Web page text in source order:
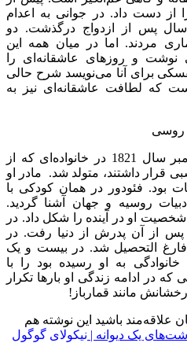
دست داد. در جوانی به اعدام
محکوم شد! همسر اولش 5 سال پس از ازدواج درگذشت. دو
مردند. اما در میان همه این
نوشت و روزهای عاشقانه‌ای را
برای آنا می‌نویسد شرح حالی
که لطافت عاشقانه‌ای نیز به
فئودور داستایفسکی در 11 نوامبر سال 1821 در خانواده‌ای که از
قرار داشتند، متولد شد. مادر او
بود. فئودور در همان کودکی با
روسیه و جهان آشنا گردید.
او در آینده را شکل داد. در
سال پس از آن پدرش از دنیا رفت. در
التحصیل شد. در بیست و یک
به او رسیده بود را با
در ادامه زندگی او بارها تکرار
مانند قمارباز!
علاقه‌مند باشید این نوشته هم
یک دیوانه | نیکولای گوگول